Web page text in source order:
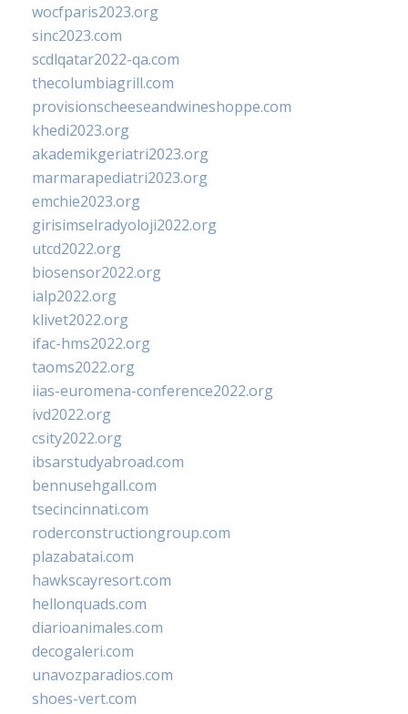
wocfparis2023.org
sinc2023.com
scdlqatar2022-qa.com
thecolumbiagrill.com
provisionscheeseandwineshoppe.com
khedi2023.org
akademikgeriatri2023.org
marmarapediatri2023.org
emchie2023.org
girisimselradyoloji2022.org
utcd2022.org
biosensor2022.org
ialp2022.org
klivet2022.org
ifac-hms2022.org
taoms2022.org
iias-euromena-conference2022.org
ivd2022.org
csity2022.org
ibsarstudyabroad.com
bennusehgall.com
tsecincinnati.com
roderconstructiongroup.com
plazabatai.com
hawkscayresort.com
hellonquads.com
diarioanimales.com
decogaleri.com
unavozparadios.com
shoes-vert.com